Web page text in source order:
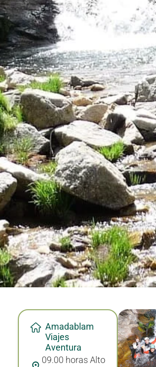
Amadablam
Viajes
Aventura
09.00 horas Alto